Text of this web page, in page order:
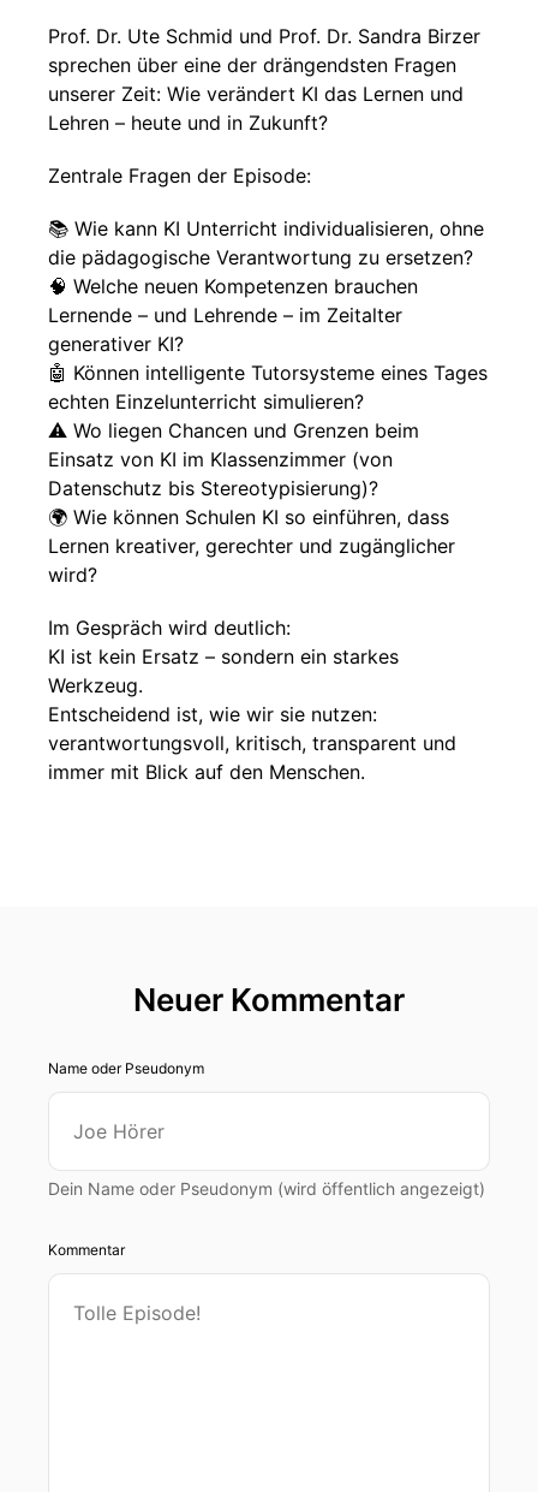
Prof. Dr. Ute Schmid und Prof. Dr. Sandra Birzer
sprechen über eine der drängendsten Fragen
unserer Zeit: Wie verändert KI das Lernen und
Lehren – heute und in Zukunft?
Zentrale Fragen der Episode:
📚 Wie kann KI Unterricht individualisieren, ohne
die pädagogische Verantwortung zu ersetzen?
🧠 Welche neuen Kompetenzen brauchen
Lernende – und Lehrende – im Zeitalter
generativer KI?
🤖 Können intelligente Tutorsysteme eines Tages
echten Einzelunterricht simulieren?
⚠️ Wo liegen Chancen und Grenzen beim
Einsatz von KI im Klassenzimmer (von
Datenschutz bis Stereotypisierung)?
🌍 Wie können Schulen KI so einführen, dass
Lernen kreativer, gerechter und zugänglicher
wird?
Im Gespräch wird deutlich:
KI ist kein Ersatz – sondern ein starkes
Werkzeug.
Entscheidend ist, wie wir sie nutzen:
verantwortungsvoll, kritisch, transparent und
immer mit Blick auf den Menschen.
Neuer Kommentar
Name oder Pseudonym
Dein Name oder Pseudonym (wird öffentlich angezeigt)
Kommentar